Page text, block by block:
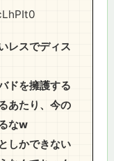
レスでディス
ドを擁護する
あたり、今の
なw
しかできない